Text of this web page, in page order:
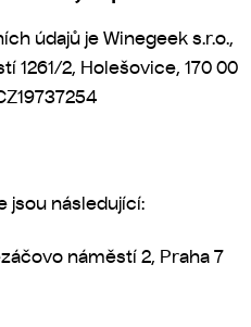
údajů je Winegeek s.r.o.,
1261/2, Holešovice, 170 00
19737254
jsou následující:
náměstí 2, Praha 7